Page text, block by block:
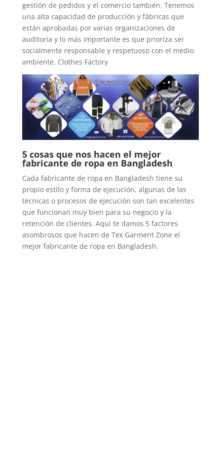
gestión de pedidos y el comercio también. Tenemos
una alta capacidad de producción y fábricas que
están aprobadas por varias organizaciones de
auditoría y lo más importante es que prioriza ser
socialmente responsable y respetuoso con el medio
ambiente. Clothes Factory
5 cosas que nos hacen el mejor
fabricante de ropa en Bangladesh
Cada fabricante de ropa en Bangladesh tiene su
propio estilo y forma de ejecución, algunas de las
técnicas o procesos de ejecución son tan excelentes
que funcionan muy bien para su negocio y la
retención de clientes. Aquí te damos 5 factores
asombrosos que hacen de Tex Garment Zone el
mejor fabricante de ropa en Bangladesh.